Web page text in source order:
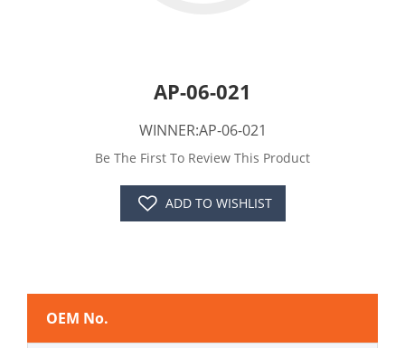
AP-06-021
WINNER:AP-06-021
Be The First To Review This Product
ADD TO WISHLIST
OEM No.